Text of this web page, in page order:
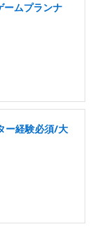
ームプランナ
ー経験必須/大